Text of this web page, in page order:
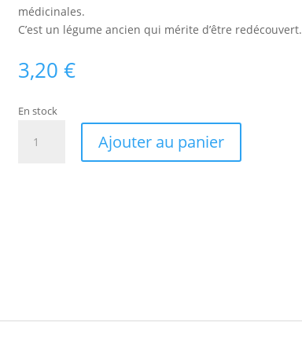
médicinales.
C’est un légume ancien qui mérite d’être redécouvert.
3,20 €
En stock
Ajouter au panier